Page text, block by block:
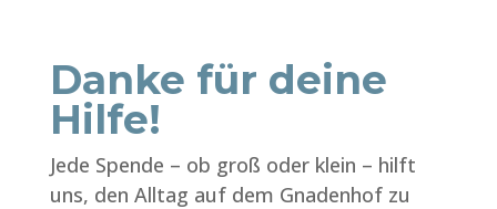
Danke für deine
Hilfe!
Jede Spende – ob groß oder klein – hilft
uns, den Alltag auf dem Gnadenhof zu